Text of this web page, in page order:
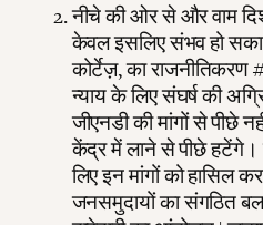
नीचे की ओर से और वाम
केवल इसलिए संभव हो
कोर्टेज़, का
न्याय के लिए संघर्ष की
जीएनडी की मांगों से पीछे
केंद्र में लाने से पीछे हटेंगे।
लिए इन मांगों को हासिल
जनसमुदायों का संगठित बल